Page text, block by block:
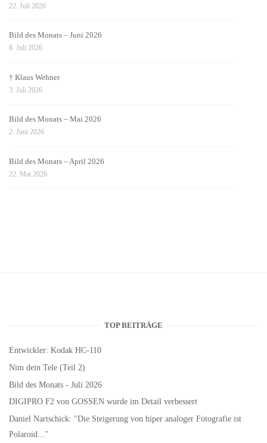
22. Juli 2026
Bild des Monats – Juni 2026
8. Juli 2026
† Klaus Wehner
3. Juli 2026
Bild des Monats – Mai 2026
2. Juni 2026
Bild des Monats – April 2026
22. Mai 2026
TOP BEITRÄGE
Entwickler: Kodak HC-110
Nim dein Tele (Teil 2)
Bild des Monats - Juli 2026
DIGIPRO F2 von GOSSEN wurde im Detail verbessert
Daniel Nartschick: "Die Steigerung von hiper analoger Fotografie ist
Polaroid..."